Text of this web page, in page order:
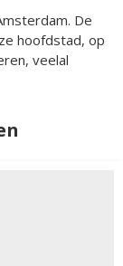
De
hoofdstad, op
veelal